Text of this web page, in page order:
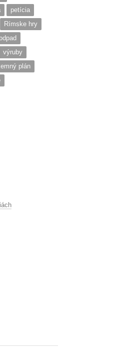
petícia
Rímske hry
výruby
plán